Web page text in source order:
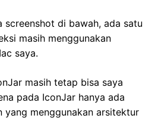
screenshot di bawah, ada satu
masih menggunakan
saya.
masih tetap bisa saya
pada IconJar hanya ada
yang menggunakan arsitektur